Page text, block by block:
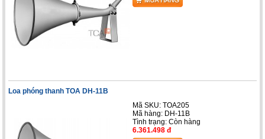
Loa phóng thanh TOA DH-11B
Mã SKU: TOA205
Mã hàng: DH-11B
Tình trạng: Còn hàng
6.361.498 đ